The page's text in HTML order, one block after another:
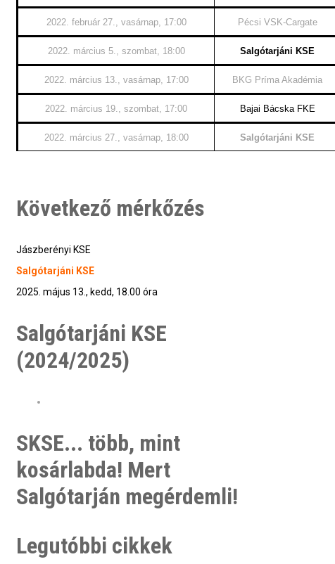
2022. február 27., vasárnap, 17:00 Pécsi VSK-Cargate
2022. március 5., szombat, 18:00 Salgótarjáni KSE
2022. március 13., vasárnap, 17:00 BKG Príma Akadémia
2022. március 19., szombat, 17:00 Bajai Bácska FKE
2022. március 27., vasárnap, 18:00 Salgótarjáni KSE
Következő mérkőzés
Jászberényi KSE
Salgótarjáni KSE
2025. május 13., kedd, 18.00 óra
Salgótarjáni KSE
(2024/2025)
SKSE... több, mint
kosárlabda! Mert
Salgótarján megérdemli!
Legutóbbi cikkek